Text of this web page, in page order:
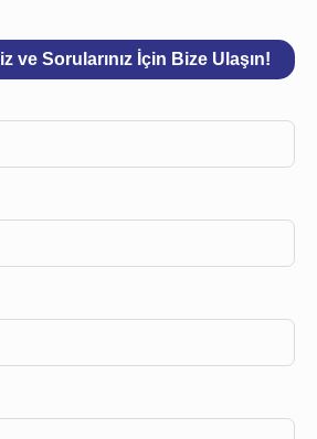
ve Sorularınız İçin Bize Ulaşın!